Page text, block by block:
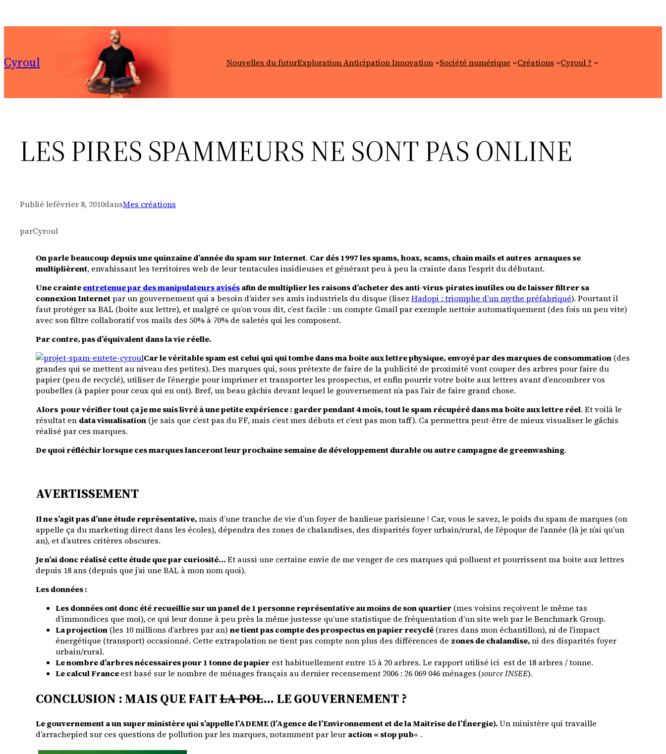
Cyroul Nouvelles du futurExploration Anticipation Innovation Société numérique Créations Cyroul ?
LES PIRES SPAMMEURS NE SONT PAS ONLINE
Publié lefévrier 8, 2010dansMes créations
parCyroul
On parle beaucoup depuis une quinzaine d’année du spam sur Internet. Car dés 1997 les spams, hoax, scams, chain mails et autres arnaques se
multiplièrent, envahissant les territoires web de leur tentacules insidieuses et générant peu à peu la crainte dans l’esprit du débutant.
Une crainteentretenue par des manipulateurs avisésafin demultiplier les raisons d’acheter des anti-virus-pirates inutiles ou de laisser filtrer sa
connexion Internetpar un gouvernement qui a besoin d’aider ses amis industriels du disque (lisez Hadopi : triomphe d’un mythe préfabriqué). Pourtant il
faut protéger sa BAL (boite aux lettre), et malgré ce qu’on vous dit, c’est facile : un compte Gmail par exemple nettoie automatiquement (des fois un peu vite)
avec son filtre collaboratif vos mails des 50% à 70% de saletés qui les composent.
Par contre, pas d’équivalent dans la vie réelle.
Car le véritable spam est celui qui qui tombe dans ma boite aux lettre physique, envoyé par des marques de consommation (des
grandes qui se mettent au niveau des petites). Des marques qui, sous prétexte de faire de la publicité de proximité vont couper des arbres pour faire du
papier (peu de recyclé), utiliser de l’énergie pour imprimer et transporter les prospectus, et enfin pourrir votre boite aux lettres avant d’encombrer vos
poubelles (à papier pour ceux qui en ont). Bref, un beau gâchis devant lequel le gouvernement n’a pas l’air de faire grand chose.
Alors pour vérifier tout ça je me suis livré à une petite expérience : garder pendant 4 mois, tout le spam récupéré dans ma boite aux lettre réel. Et voilà le
résultat en data visualisation (je sais que c’est pas duFF, mais c’est mes débuts et c’est pas mon taff). Ca permettra peut-être de mieux visualiser le gâchis
réalisé par ces marques.
De quoi réfléchir lorsque ces marques lanceront leur prochaine semaine de développement durable ou autre campagne de greenwashing.
AVERTISSEMENT
Il ne s’agit pas d’une étude représentative,mais d’une tranche de vie d’un foyer de banlieue parisienne ! Car, vous le savez, le poids du spam de marques (on
appelle ça du marketing direct dans les écoles), dépendra des zones de chalandises, des disparités foyer urbain/rural, de l’époque de l’année (là je n’ai qu’un
an), et d’autres critères obscures.
Je n’ai donc réalisé cette étude que par curiosité…Et aussi une certaine envie de me venger de ces marques qui polluent et pourrissent ma boite aux lettres
depuis 18 ans (depuis que j’ai une BAL à mon nom quoi).
Les données :
Les données ont donc été recueillie sur un panel de 1 personne représentative au moins de son quartier (mes voisins reçoivent le même tas
d’immondices que moi), ce qui leur donne à peu près la même justesse qu’une statistique de fréquentation d’un site web par le Benchmark Group.
La projection (les 10 millions d’arbres par an) ne tient pas compte des prospectus en papier recyclé (rares dans mon échantillon), ni de l’impact
énergétique (transport) occasionné. Cette extrapolation ne tient pas compte non plus des différences de zones de chalandise,ni des disparités foyer
urbain/rural.
Le nombre d’arbres nécessaires pour 1 tonne de papier est habituellement entre 15 à 20 arbres. Le rapport utilisé ici est de 18 arbres / tonne.
Le calcul Franceest basé surle nombre de ménages français au dernier recensement 2006 : 26 069 046 ménages (source INSEE).
CONCLUSION : MAIS QUE FAITLA POL… LE GOUVERNEMENT ?
Le gouvernement a un super ministère qui s’appelle l’ADEME (l’Agence de l’Environnement et de la Maitrise de l’Énergie).Un ministère qui travaille
d’arrachepied sur ces questions de pollution par les marques, notamment parleur action « stop pub« .